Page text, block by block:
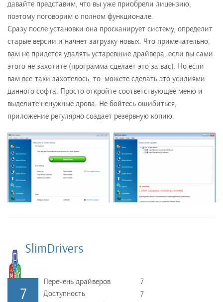
давайте представим, что вы уже приобрели лицензию,
поэтому поговорим о полном функционале.
Сразу после установки она просканирует систему, определит
старые версии и начнет загрузку новых. Что примечательно,
вам не придется удалять устаревшие драйвера, если вы сами
этого не захотите (программа сделает это за вас). Но если
вам все-таки захотелось, то можете сделать это усилиями
данного софта. Просто откройте соответствующее меню и
выделите ненужные дрова. Не бойтесь ошибиться,
приложение регулярно создает резервную копию.
SlimDrivers
7
Перечень драйверов
Доступность
7
7